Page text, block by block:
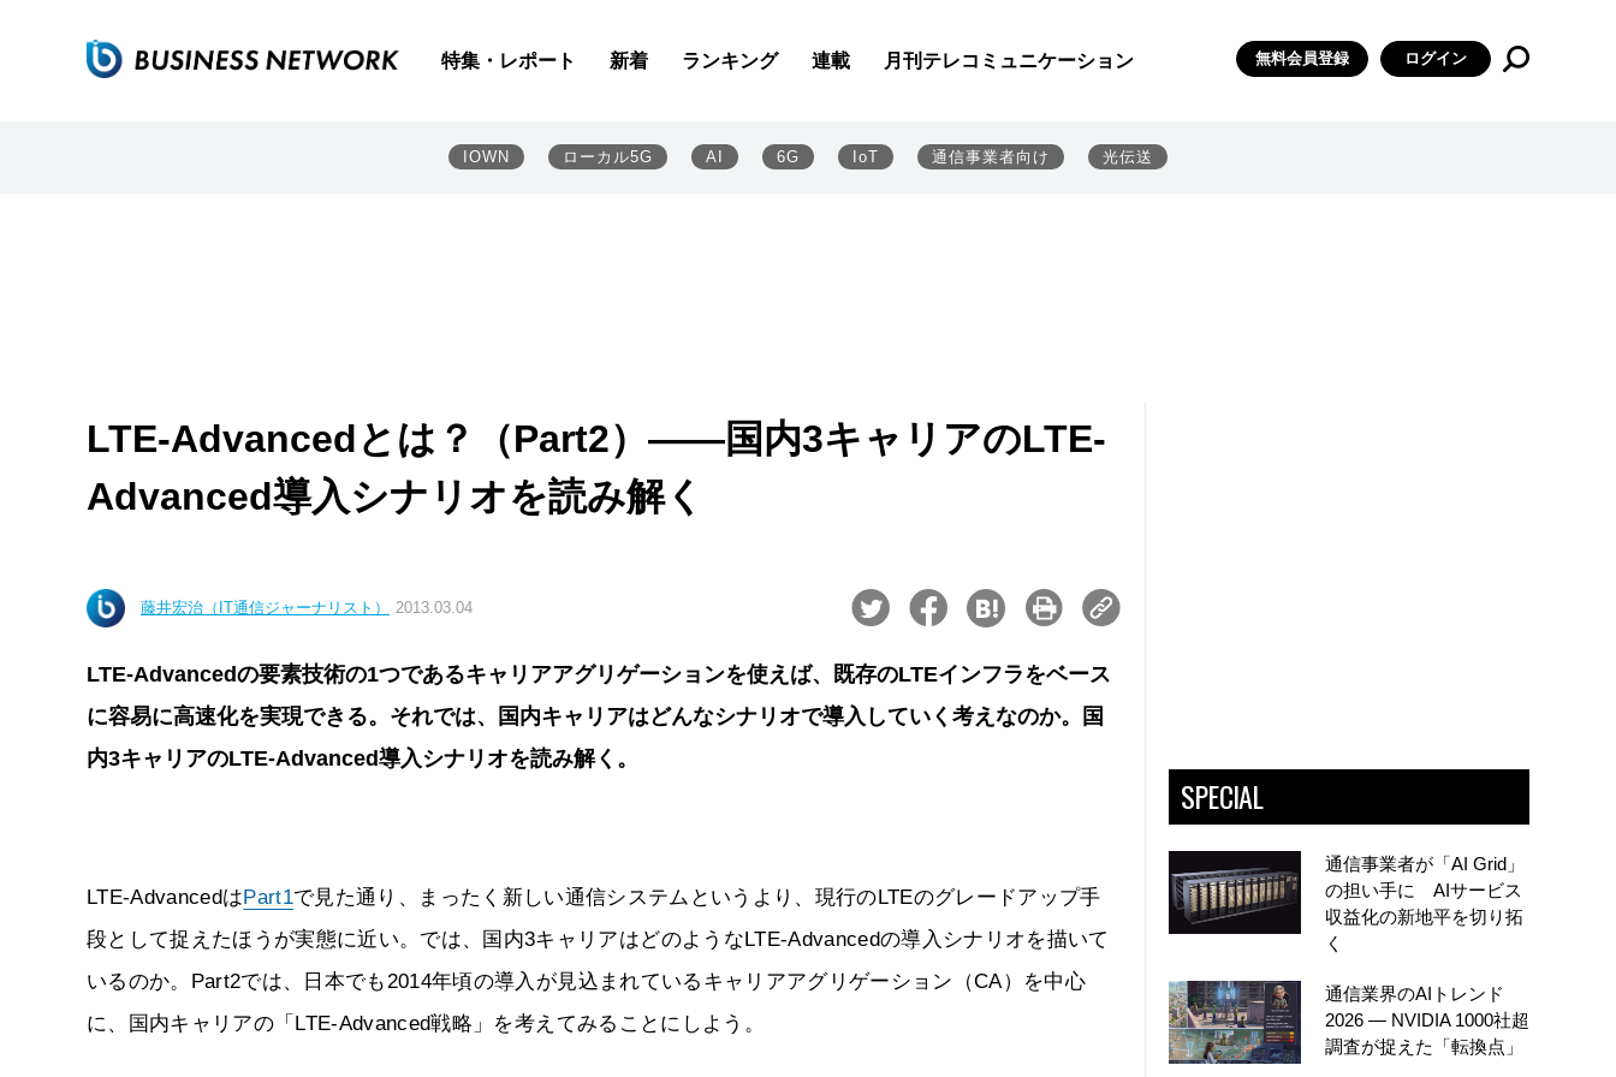
特集・レポート 新着 ランキング 連載 月刊テレコミュニケーション 無料会員登録 ログイン
IOWN ローカル5G AI 6G IoT 通信事業者向け 光伝送
LTE-Advancedとは？（Part2）――国内3キャリアのLTE-
Advanced導入シナリオを読み解く
藤井宏治（IT通信ジャーナリスト） 2013.03.04
LTE-Advancedの要素技術の1つであるキャリアアグリゲーションを使えば、既存のLTEインフラをベース
に容易に高速化を実現できる。それでは、国内キャリアはどんなシナリオで導入していく考えなのか。国
内3キャリアのLTE-Advanced導入シナリオを読み解く。
LTE-AdvancedはPart1で見た通り、まったく新しい通信システムというより、現行のLTEのグレードアップ手
段として捉えたほうが実態に近い。では、国内3キャリアはどのようなLTE-Advancedの導入シナリオを描いて
いるのか。Part2では、日本でも2014年頃の導入が見込まれているキャリアアグリゲーション（CA）を中心
に、国内キャリアの「LTE-Advanced戦略」を考えてみることにしよう。
SPECIAL
通信事業者が「AI Grid」
の担い手に AIサービス
収益化の新地平を切り拓
く
通信業界のAIトレンド
2026 ― NVIDIA 1000社超
調査が捉えた「転換点」